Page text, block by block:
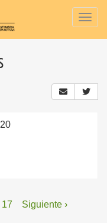
17 Siguiente ›